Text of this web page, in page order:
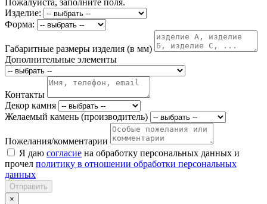
Изделие:
Форма:
Габаритные размеры изделия (в мм)
Дополнительные элементы
Контакты
Декор камня
Желаемый камень (производитель)
Пожелания/комментарии
Я даю согласие на обработку персональных данных и
прочел политику в отношении обработки персональных
данных
Отправить
×